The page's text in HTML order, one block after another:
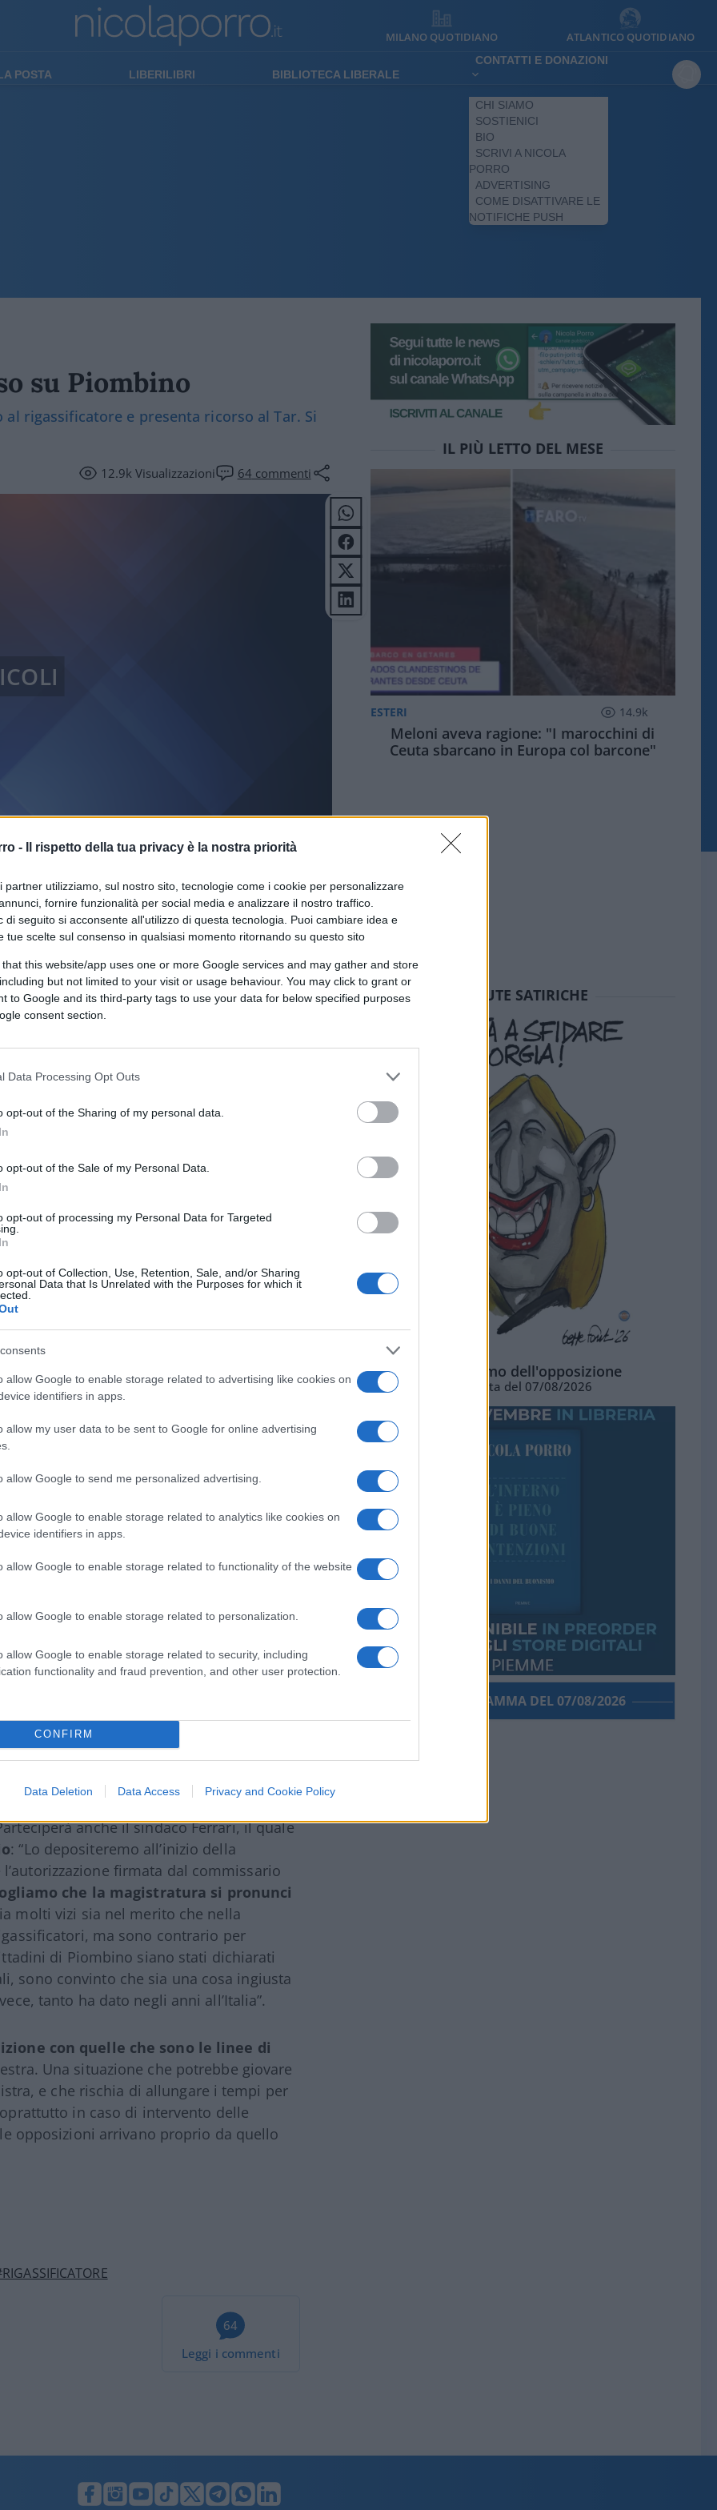
- Il rispetto della tua privacy è la nostra priorità
partner utilizziamo, sul nostro sito, tecnologie come i cookie per personalizzare
fornire funzionalità per social media e analizzare il nostro traffico.
di seguito si acconsente all'utilizzo di questa tecnologia. Puoi cambiare idea e
tue scelte sul consenso in qualsiasi momento ritornando su questo sito
that this website/app uses one or more Google services and may gather and store
but not limited to your visit or usage behaviour. You may click to grant or
to Google and its third-party tags to use your data for below specified purposes
consent section.
Data Processing Opt Outs
opt-out of the Sharing of my personal data.
opt-out of the Sale of my Personal Data.
opt-out of processing my Personal Data for Targeted
opt-out of Collection, Use, Retention, Sale, and/or Sharing
Data that Is Unrelated with the Purposes for which it
allow Google to enable storage related to advertising like cookies on
identifiers in apps.
allow my user data to be sent to Google for online advertising
allow Google to send me personalized advertising.
allow Google to enable storage related to analytics like cookies on
identifiers in apps.
allow Google to enable storage related to functionality of the website
allow Google to enable storage related to personalization.
allow Google to enable storage related to security, including
functionality and fraud prevention, and other user protection.
CONFIRM
Data Deletion Data Access Privacy and Cookie Policy
MILANO QUOTIDIANO ATLANTICO QUOTIDIANO
POSTA LIBERILIBRI BIBLIOTECA LIBERALE
CONTATTI E DONAZIONI
CHI SIAMO
SOSTIENICI
BIO
SCRIVI A NICOLA
PORRO
ADVERTISING
COME DISATTIVARE LE
NOTIFICHE PUSH
su Piombino
rigassificatore e presenta ricorso al Tar. Si
12.9kVisualizzazioni 64 commenti
CLICCA QUI
0:00/--:--
il rigassificatore di Piombino. Pochi giorni
Energetica,
il rigassificatore si farà “perché serve al
ancora un ostacolo inaspettato: il
Fratelli d’Italia.
una capacità pari a 170mila metri cubi
aduna capacità di rigassificazione di 5
per il governo Meloni, che
stop definitivo delle forniture provenienti
stato messo (parzialmente) al riparo,
perché il nostro Paese rimarrebbe,
e quindi ricattabile in qualsiasi momento.
di Piombino potrebbe limitare la
esterne. Un’opportunità diventata un
quando Snam acquistò la nave Golar
giugno.
di Fdi, Francesco Ferrari, direbbe di
sono i rischi sanitari per la popolazione
impianti “a rischio di incidente
in campo energetico, Nicola
rilevanteimpatto ambientale,
rigassificatore che non sarebbe
visti i lunghissimi tempi (fino a tre
dell’assemblea nazionale della
intende proporre una manifestazione
anche il sindaco Ferrari, il quale
: “Lo depositeremo all’inizio della
firmata dal commissario
che la magistratura si pronunci
molti vizi sia nel merito che nella
ma sono contrario per
di Piombino siano stati dichiarati
sono convinto che sia una cosa ingiusta
tanto ha dato negli anni all’Italia”.
con quelle che sono le linee di
Una situazione che potrebbe giovare
e che rischia di allungare i tempi per
in caso di intervento delle
opposizioni arrivano proprio da quello
64
Leggi i commenti
IL PIÙ LETTO DEL MESE
ESTERI 14.9k
Meloni aveva ragione: "I marocchini di
Ceuta sbarcano in Europa col barcone"
SEDUTE SATIRICHE
L'ottimismo dell'opposizione
Vignetta del 07/08/2026
PORROGRAMMA DEL 07/08/2026